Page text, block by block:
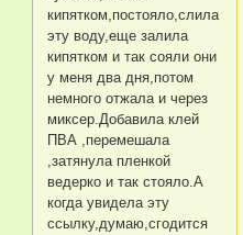
кипятком,постояло,слила
эту воду,еще залила
кипятком и так сояли они
у меня два дня,потом
немного отжала и через
миксер.Добавила клей
ПВА ,перемешала
,затянула пленкой
ведерко и так стояло.А
когда увидела эту
ссылку,думаю,сгодится